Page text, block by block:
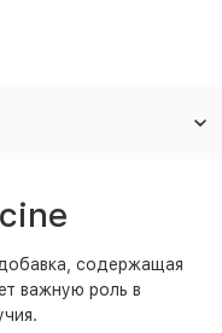
содержащая
важную роль в